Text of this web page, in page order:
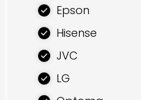
Smart Home
AV Steuerung
MultiRoom Audio
Epson
Hisense
JVC
LG